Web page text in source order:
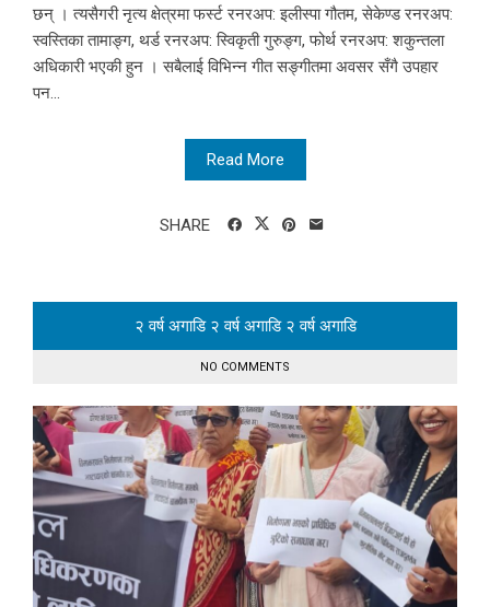
छन् । त्यसैगरी नृत्य क्षेत्रमा फर्स्ट रनरअप: इलीस्पा गौतम, सेकेण्ड रनरअप:
स्वस्तिका तामाङ्ग, थर्ड रनरअप: स्विकृती गुरुङ्ग, फोर्थ रनरअप: शकुन्तला
अधिकारी भएकी हुन । सबैलाई विभिन्न गीत सङ्गीतमा अवसर सँगै उपहार
पन...
Read More
SHARE
२ वर्ष अगाडि २ वर्ष अगाडि २ वर्ष अगाडि
NO COMMENTS